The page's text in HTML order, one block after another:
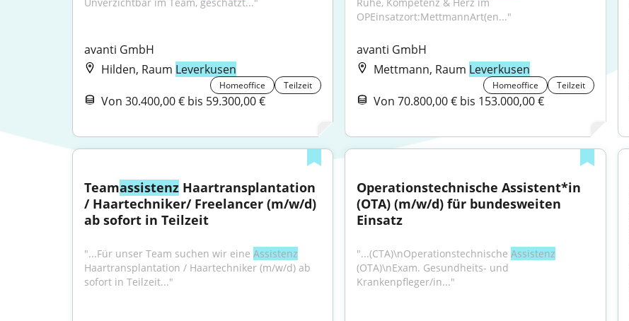
avanti GmbH
Hilden, Raum Leverkusen
Homeoffice Teilzeit
Von 30.400,00 € bis 59.300,00 €
OPEinsatzort:MettmannArt(en..."
avanti GmbH
Mettmann, Raum Leverkusen
Homeoffice Teilzeit
Von 70.800,00 € bis 153.000,00 €
Teamassistenz Haartransplantation
/ Haartechniker/ Freelancer (m/w/d)
ab sofort in Teilzeit
"...Für unser Team suchen wir eine Assistenz
Haartransplantation / Haartechniker (m/w/d) ab
sofort in Teilzeit..."
Operationstechnische Assistent*in
(OTA) (m/w/d) für bundesweiten
Einsatz
"...(CTA)\nOperationstechnische Assistenz
(OTA)\nExam. Gesundheits- und
Krankenpfleger/in..."